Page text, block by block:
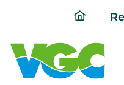
ding
page